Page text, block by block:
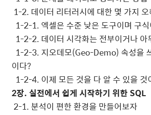
1-2. 데이터 리터러시에 대한 몇 가지 오
1-2-1. 엑셀은 수준 낮은 도구이며 구
1-2-2. 데이터 시각화는 전부이거나
1-2-3. 지오데모(Geo-Demo) 속성을
이다?
1-2-4. 이제 모든 것을 다 알 수 있을 것
2장. 실전에서 쉽게 시작하기 위한SQL
2-1.분석이 편한 환경을 만들어보자